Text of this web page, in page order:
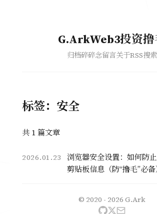
G.ArkWeb3投资
归档碎碎念留言关于RSS搜索
标签：安全
共 1 篇文章
2026.01.23
浏览器安全设置：如何防
剪贴板信息（防“撸毛”必备
© 2020 - 2026 G.Ark